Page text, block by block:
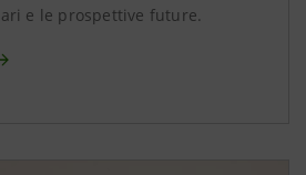
e le prospettive future.